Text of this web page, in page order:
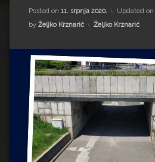
Drugi autori
Drugi autori
Matea Andrić
Ljiljana Lekanić-Kljaić
Željko Krznarić
Mario Lovreković
Posted on 11. srpnja 2020. Updated on
by Željko Krznarić Kategorije:
Željko Krznarić